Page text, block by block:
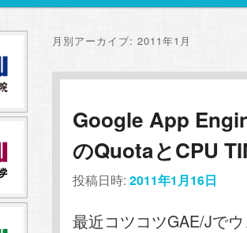
月別アーカイブ: 2011年1月
Google App
のQuotaとCPU
投稿日時: 2011年1月16日
最近コツコツGAE/Jで